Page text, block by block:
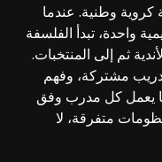
كروية وطنية. عندما
واحدة، تبدأ الفلسفة
ثم إلى المنتخبات.
مشتركة، وفهم
يعمل كل مدرب وفق
متفرقة، لا